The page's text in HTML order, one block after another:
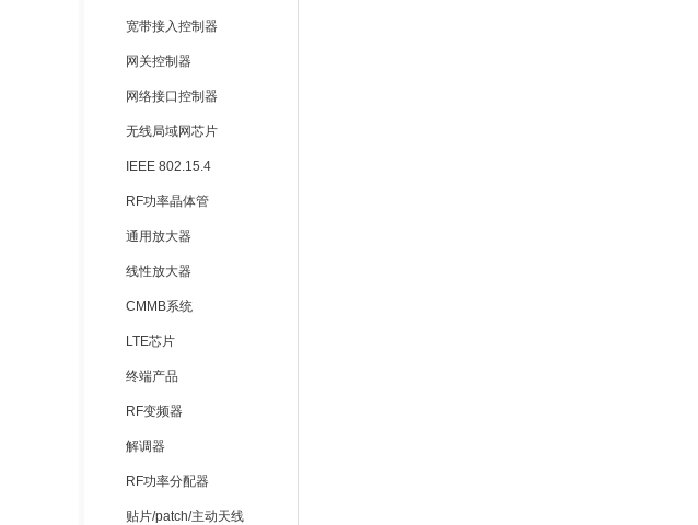
宽带接入控制器
网关控制器
网络接口控制器
无线局域网芯片
IEEE 802.15.4
RF功率晶体管
通用放大器
线性放大器
CMMB系统
LTE芯片
终端产品
RF变频器
解调器
RF功率分配器
贴片/patch/主动天线